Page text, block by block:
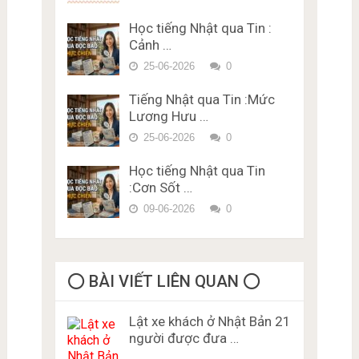
Đề thi trắc nghiệm Lý thuyết
bằng lái xe ở Nhật Bản Miễn
Phí Karimen 10 câu Đề 5
Trắc nghiệm JLPT N1 Từ
Vựng – Chữ Hán Đề 15
Học tiếng Nhật qua Tin :
Cảnh …
25-06-2026 0
Tiếng Nhật qua Tin :Mức
Lương Hưu …
25-06-2026 0
Học tiếng Nhật qua Tin
:Cơn Sốt …
09-06-2026 0
⭕️ BÀI VIẾT LIÊN QUAN ⭕️
Lật xe khách ở Nhật Bản 21
người được đưa …